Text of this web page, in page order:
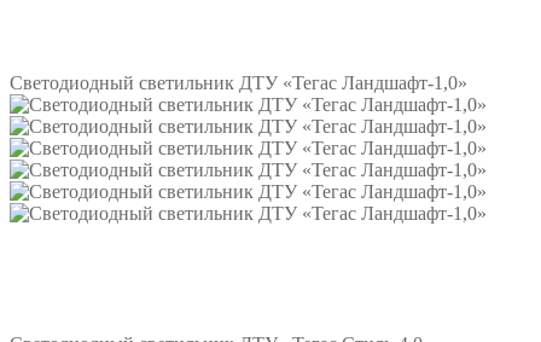
Светодиодный светильник ДТУ «Тегас Ландшафт-1,0»